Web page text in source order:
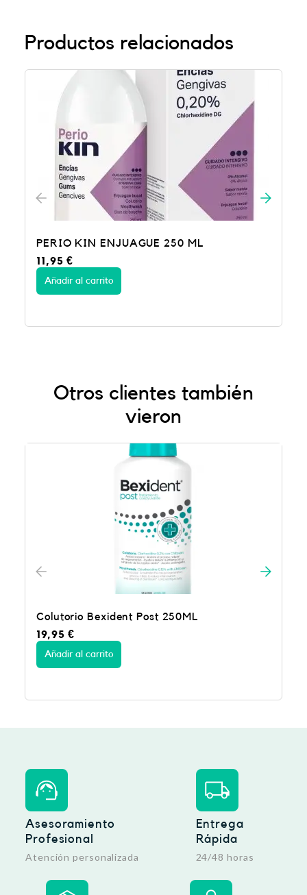
Productos relacionados
250 ML
Colutorio Lacer 500ML
Otros clientes también
vieron
Bexident Post 250ML
al carrito
Asesoramiento
Profesional
Atención personalizada
Entrega
Rápida
24/48 horas